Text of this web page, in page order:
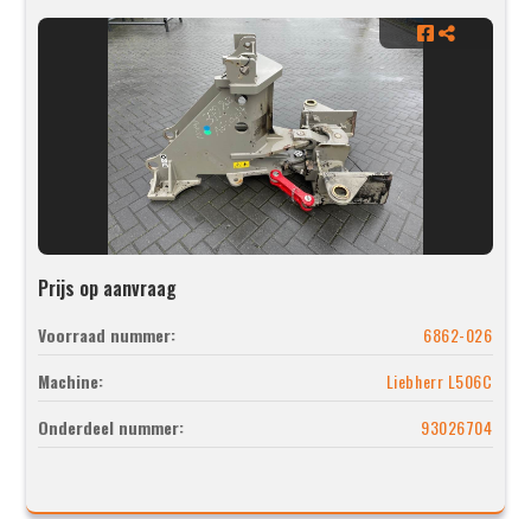
Prijs op aanvraag
Voorraad nummer:
6862-026
Machine:
Liebherr L506C
Onderdeel nummer:
93026704